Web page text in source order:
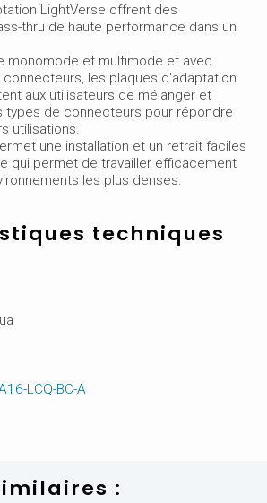
LightVerse offrent des
thru de haute performance dans un
monomode et multimode et avec
les plaques d'adaptation
aux utilisateurs de mélanger et
types de connecteurs pour répondre
utilisations.
une installation et un retrait faciles
qui permet de travailler efficacement
les plus denses.
techniques
LCQ-BC-A
: